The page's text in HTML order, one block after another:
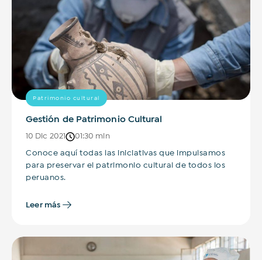
Patrimonio cultural
Gestión de Patrimonio Cultural
10 Dic 2021 01:30 min
Conoce aquí todas las iniciativas que impulsamos
para preservar el patrimonio cultural de todos los
peruanos.
Leer más